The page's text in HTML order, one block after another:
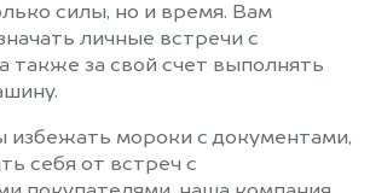
силы, но и время. Вам
личные встречи с
также за свой счет выполнять
избежать мороки с документами,
себя от встреч с